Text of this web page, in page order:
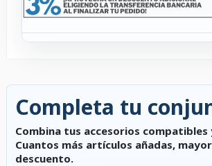
Completa tu
Combina tus accesorios compatibles
Cuantos más artículos añadas,
descuento.